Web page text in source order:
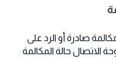
صادرة أو الرد على
الاتصال حالة المكالمة